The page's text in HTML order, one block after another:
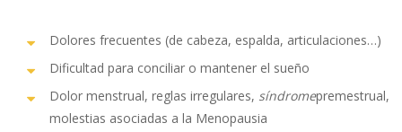
Dolores frecuentes (de cabeza, espalda, articulaciones…)
Dificultad para conciliar o mantener el sueño
Dolor ​​menstrual, ​reglas irregulares, síndromepremestrual,
molestias asociadas a la Menopausia​